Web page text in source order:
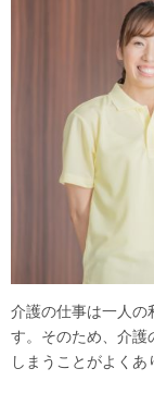
介護の仕事は一人の
す。そのため、介護
しまうことがよくあ